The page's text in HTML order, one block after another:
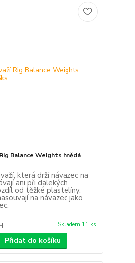
Balance Weights hnědá
která drží návazec na
ani při dalekých
od těžké plastelíny.
na návazec jako
Skladem 11 ks
Přidat do košíku